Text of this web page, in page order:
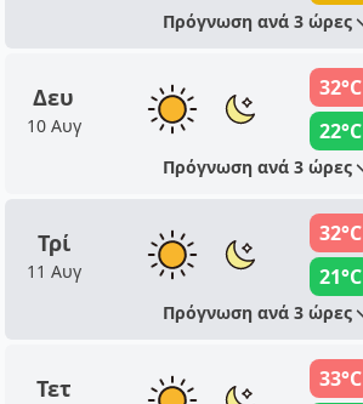
Πρόγνωση ανά 3 ώρες
Δευ
10 Αυγ
32°C
22°C
Πρόγνωση ανά 3 ώρες
Τρί
11 Αυγ
32°C
21°C
Πρόγνωση ανά 3 ώρες
Τετ
33°C